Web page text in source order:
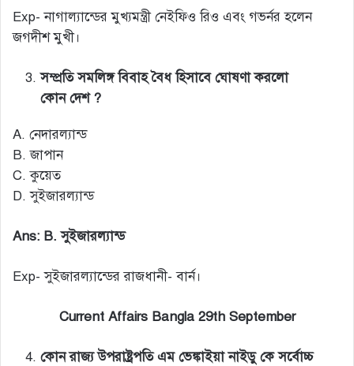
Exp- নাগাল্যান্ডের মুখ্যমন্ত্রী নেইফিও রিও এবং গভর্নর হলেন
জগদীশ মুখী।
সম্প্রতি সমলিঙ্গ বিবাহ বৈধ হিসাবে ঘোষণা করলো
কোন দেশ ?
A. নেদারল্যান্ড
B. জাপান
C. কুয়েত
D. সুইজারল্যান্ড
Ans: B. সুইজারল্যান্ড
Exp- সুইজারল্যান্ডের রাজধানী- বার্ন।
Current Affairs Bangla 29th September
কোন রাজ্য উপরাষ্ট্রপতি এম ভেঙ্কাইয়া নাইডু কে সর্বোচ্চ